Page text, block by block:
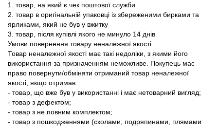
1. товар, на який є чек поштової служби
2. товар в оригінальній упаковці із збереженими бирками та
ярликами, який не був у вжитку
3. товар, після купівлі якого не минуло 14 днів
Умови повернення товару неналежної якості
Товар неналежної якості має такі недоліки, з якими його
використання за призначенням неможливе. Покупець має
право повернути/обміняти отриманий товар неналежної
якості, якщо отримав:
- товар, що вже був у використанні і має нетоварний вигляд;
- товар з дефектом;
- товар з не повним комплектом;
- товар з пошкодженнями (сколами, подряпинами, плямами